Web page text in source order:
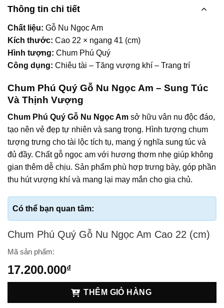
Thông tin chi tiết
Chất liệu: Gỗ Nu Ngọc Am
Kích thước: Cao 22 × ngang 41 (cm)
Hình tượng: Chum Phú Quý
Công dụng: Chiêu tài – Tăng vượng khí – Trang trí
Chum Phú Quý Gỗ Nu Ngọc Am – Sung Túc
Và Thịnh Vượng
Chum Phú Quý Gỗ Nu Ngọc Am sở hữu vân nu độc đáo,
tạo nên vẻ đẹp tự nhiên và sang trọng. Hình tượng chum
tượng trưng cho tài lộc tích tụ, mang ý nghĩa sung túc và
đủ đầy. Chất gỗ ngọc am với hương thơm nhẹ giúp không
gian thêm dễ chịu. Sản phẩm phù hợp trưng bày, góp phần
thu hút vượng khí và mang lại may mắn cho gia chủ.
Chum Phú Quý Gỗ Nu Ngọc Am Cao 22 (cm)
Mã sản phẩm:
17.200.000₫
THÊM GIỎ HÀNG